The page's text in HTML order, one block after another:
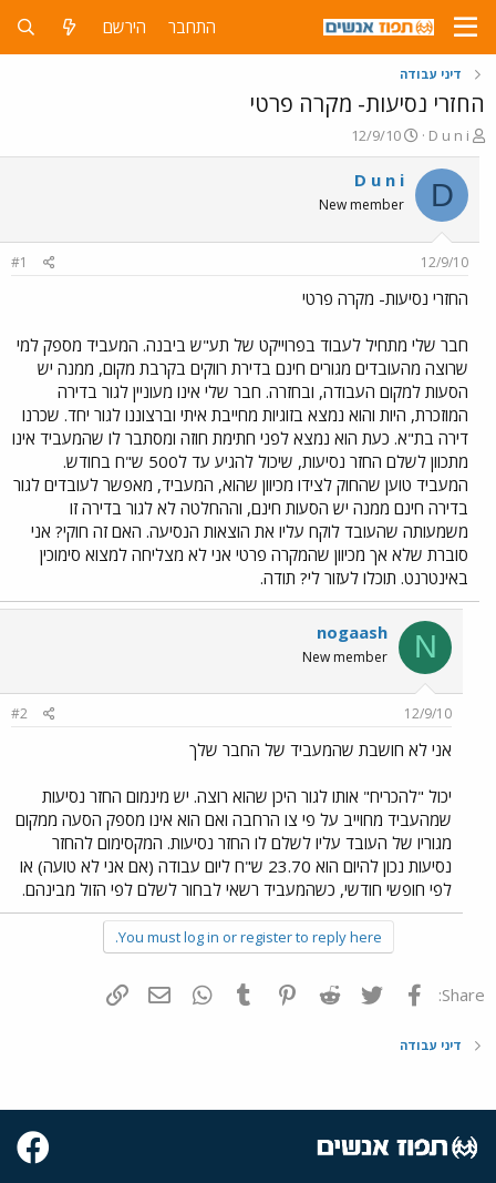
התחבר הירשם
דיני עבודה
החזרי נסיעות- מקרה פרטי
פ
ו
ת
ח
ה
ו
ש
א
D u n i
פ
ו
ר
ם
ר
12/9/10
D
D u n i
New member
12/9/10
#1
החזרי נסיעות- מקרה פרטי
חבר שלי מתחיל לעבוד בפרוייקט של תע"ש ביבנה. המעביד מספק למי
שרוצה מהעובדים מגורים חינם בדירת רווקים בקרבת מקום, ממנה יש
הסעות למקום העבודה, ובחזרה. חבר שלי אינו מעוניין לגור בדירה
המוזכרת, היות והוא נמצא בזוגיות מחייבת איתי וברצוננו לגור יחד. שכרנו
דירה בת"א. כעת הוא נמצא לפני חתימת חוזה ומסתבר לו שהמעביד אינו
מתכוון לשלם החזר נסיעות, שיכול להגיע עד ל500 ש"ח בחודש.
המעביד טוען שהחוק לצידו מכיוון שהוא, המעביד, מאפשר לעובדים לגור
בדירה חינם ממנה יש הסעות חינם, וההחלטה לא לגור בדירה זו
משמעותה שהעובד לוקח עליו את הוצאות הנסיעה. האם זה חוקי? אני
סוברת שלא אך מכיוון שהמקרה פרטי אני לא מצליחה למצוא סימוכין
באינטרנט. תוכלו לעזור לי? תודה.
N
nogaash
New member
12/9/10
#2
אני לא חושבת שהמעביד של החבר שלך
יכול "להכריח" אותו לגור היכן שהוא רוצה. יש מינמום החזר נסיעות
שמהעביד מחוייב על פי צו הרחבה ואם הוא אינו מספק הסעה ממקום
מגוריו של העובד עליו לשלם לו החזר נסיעות. המקסימום להחזר
נסיעות נכון להיום הוא 23.70 ש"ח ליום עבודה (אם אני לא טועה) או
לפי חופשי חודשי, כשהמעביד רשאי לבחור לשלם לפי הזול מבינהם.
You must log in or register to reply here.
Share: פייסבוק Twitter
Reddit
Pinterest
Tumblr
WhatsAppדואר אלקטרוני
דיני עבודה